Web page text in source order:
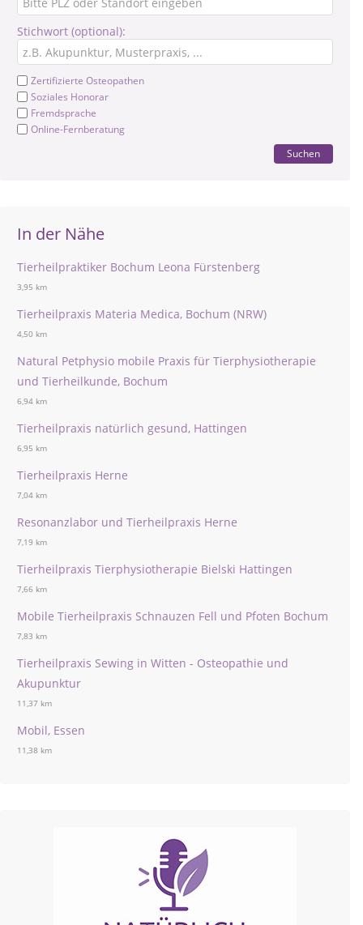
Stichwort (optional):
Zertifizierte Osteopathen
Soziales Honorar
Fremdsprache
Online-Fernberatung
Suchen
In der Nähe
Tierheilpraktiker Bochum Leona Fürstenberg
3,95 km
Tierheilpraxis Materia Medica, Bochum (NRW)
4,50 km
Natural Petphysio mobile Praxis für Tierphysiotherapie
und Tierheilkunde, Bochum
6,94 km
Tierheilpraxis natürlich gesund, Hattingen
6,95 km
Tierheilpraxis Herne
7,04 km
Resonanzlabor und Tierheilpraxis Herne
7,19 km
Tierheilpraxis Tierphysiotherapie Bielski Hattingen
7,66 km
Mobile Tierheilpraxis Schnauzen Fell und Pfoten Bochum
7,83 km
Tierheilpraxis Sewing in Witten - Osteopathie und
Akupunktur
11,37 km
Mobil, Essen
11,38 km